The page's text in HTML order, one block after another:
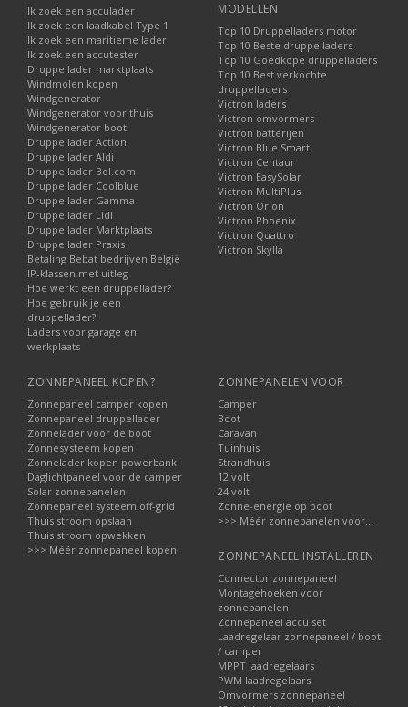
Ik zoek een acculader
Ik zoek een laadkabel Type 1
Ik zoek een maritieme lader
Ik zoek een accutester
Druppellader marktplaats
Windmolen kopen
Windgenerator
Windgenerator voor thuis
Windgenerator boot
Druppellader Action
Druppellader Aldi
Druppellader Bol.com
Druppellader Coolblue
Druppellader Gamma
Druppellader Lidl
Druppellader Marktplaats
Druppellader Praxis
Betaling Bebat bedrijven België
IP-klassen met uitleg
Hoe werkt een druppellader?
Hoe gebruik je een
druppellader?
Laders voor garage en
werkplaats
MODELLEN
Top 10 Druppelladers motor
Top 10 Beste druppelladers
Top 10 Goedkope druppelladers
Top 10 Best verkochte
druppelladers
Victron laders
Victron omvormers
Victron batterijen
Victron Blue Smart
Victron Centaur
Victron EasySolar
Victron MultiPlus
Victron Orion
Victron Phoenix
Victron Quattro
Victron Skylla
ZONNEPANEEL KOPEN?
Zonnepaneel camper kopen
Zonnepaneel druppellader
Zonnelader voor de boot
Zonnesysteem kopen
Zonnelader kopen powerbank
Daglichtpaneel voor de camper
Solar zonnepanelen
Zonnepaneel systeem off-grid
Thuis stroom opslaan
Thuis stroom opwekken
>>> Méér zonnepaneel kopen
ZONNEPANELEN VOOR
Camper
Boot
Caravan
Tuinhuis
Strandhuis
12 volt
24 volt
Zonne-energie op boot
>>> Méér zonnepanelen voor...
ZONNEPANEEL INSTALLEREN
Connector zonnepaneel
Montagehoeken voor
zonnepanelen
Zonnepaneel accu set
Laadregelaar zonnepaneel / boot
/ camper
MPPT laadregelaars
PWM laadregelaars
Omvormers zonnepaneel